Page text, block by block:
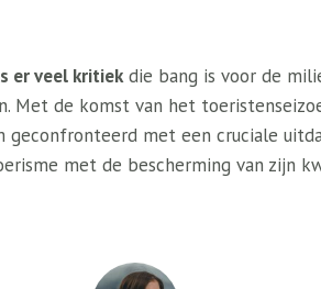
er veel kritiekdie bang is voor de
Met de komst van het
geconfronteerd met een cruciale
met de bescherming van zijn